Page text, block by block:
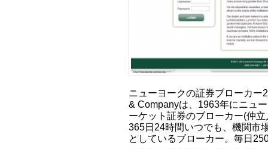
ニューヨークの証券ブローカー
& Companyは、1963年にニュ
ーケット証券のブローカー(仲
365日24時間いつでも、機関市
としているブローカー。毎日